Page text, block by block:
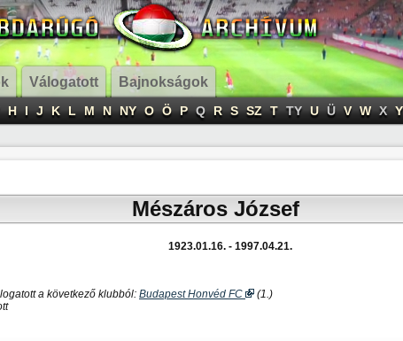
Válogatott Bajnokságok
H I J K L M N NY O Ö P Q R S SZ T TY U Ü V W X Y
Mészáros József
1923.01.16. - 1997.04.21.
a következő klubból: Budapest Honvéd FC
(1.)